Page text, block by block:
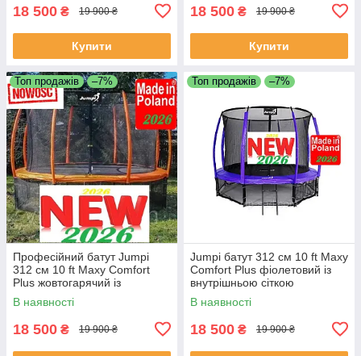
18 500 ₴ 19 900 ₴
Купити
18 500 ₴ 19 900 ₴
Купити
Топ продажів –7%
Професійний батут Jumpi
312 см 10 ft Maxy Comfort
Plus жовтогарячий із
внутрішньою сіткоюююю
В наявності
18 500 ₴ 19 900 ₴
Топ продажів –7%
Jumpi батут 312 см 10 ft Maxy
Comfort Plus фіолетовий із
внутрішньою сіткою
В наявності
18 500 ₴ 19 900 ₴